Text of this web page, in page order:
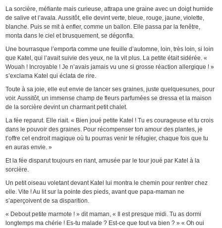
La sorcière, méfiante mais curieuse, attrapa une graine avec un doigt humide
de salive et l’avala. Aussitôt, elle devint verte, bleue, rouge, jaune, violette,
blanche. Puis se mit à enfler, comme un ballon. Elle passa par la fenêtre,
monta dans le ciel et brusquement, se dégonfla.
Une bourrasque l’emporta comme une feuille d’automne, loin, très loin, si loin
que Katel, qui l’avait suivie des yeux, ne la vit plus. La petite était sidérée. «
Wouah ! Incroyable ! Je n’avais jamais vu une si grosse réaction allergique ! »
s’exclama Katel qui éclata de rire.
Toute à sa joie, elle eut envie de lancer ses graines, juste quelquesunes, pour
voir. Aussitôt, un immense champ de fleurs parfumées se dressa et la maison
de la sorcière devint un charmant petit chalet.
La fée reparut. Elle riait. « Bien joué petite Katel ! Tu es courageuse et tu crois
dans le pouvoir des graines. Pour récompenser ton amour des plantes, je
t’offre cet endroit magique où tu pourras venir te réfugier, chaque fois que tu
en auras envie. »
Et la fée disparut toujours en riant, amusée par le tour joué par Katel à la
sorcière.
Un petit oiseau voletant devant Katel lui montra le chemin pour rentrer chez
elle. Vite ! Au lit sur la pointe des pieds, avant que papa-maman ne
s’aperçoivent de sa disparition.
« Debout petite marmote ! » dit maman, « Il est presque midi. Tu as dormi
longtemps ma chérie ! Es-tu malade ? Est-ce que tout va bien ? » « Oh oui